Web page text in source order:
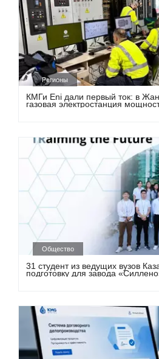
Регионы
КМГи Eni дали первый ток: в
газовая электростанция
Общество
31 студент из ведущих вузов
подготовку для завода